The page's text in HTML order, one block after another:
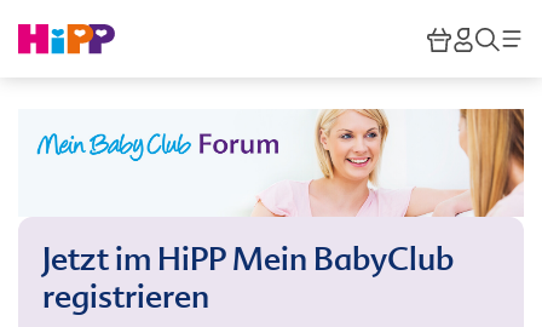
HiPP
Jetzt im HiPP Mein BabyClub
registrieren